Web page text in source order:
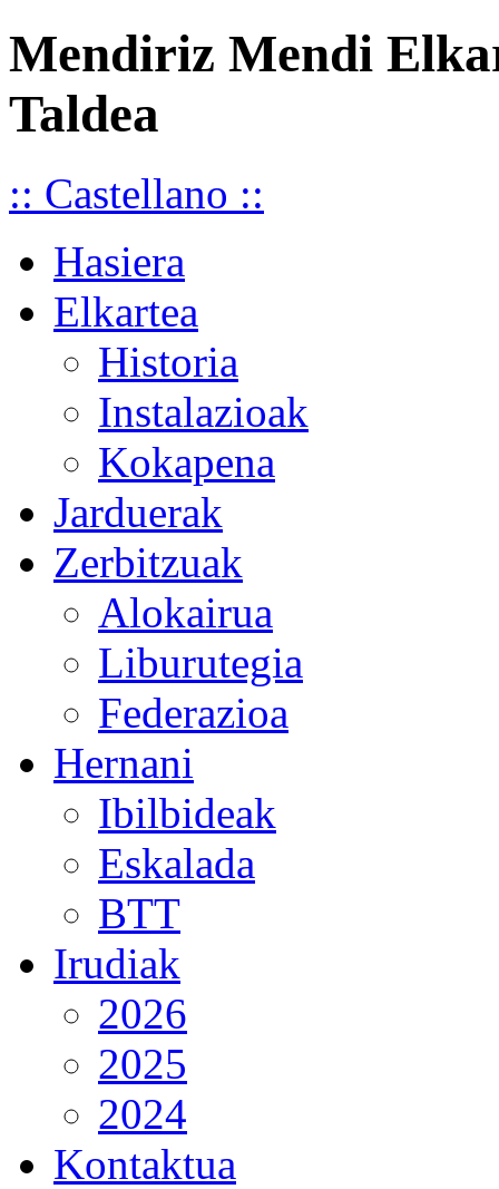
Mendiriz Mendi
Taldea
:: Castellano ::
Hasiera
Elkartea
Historia
Instalazioak
Kokapena
Jarduerak
Zerbitzuak
Alokairua
Liburutegia
Federazioa
Hernani
Ibilbideak
Eskalada
BTT
Irudiak
2026
2025
2024
Kontaktua